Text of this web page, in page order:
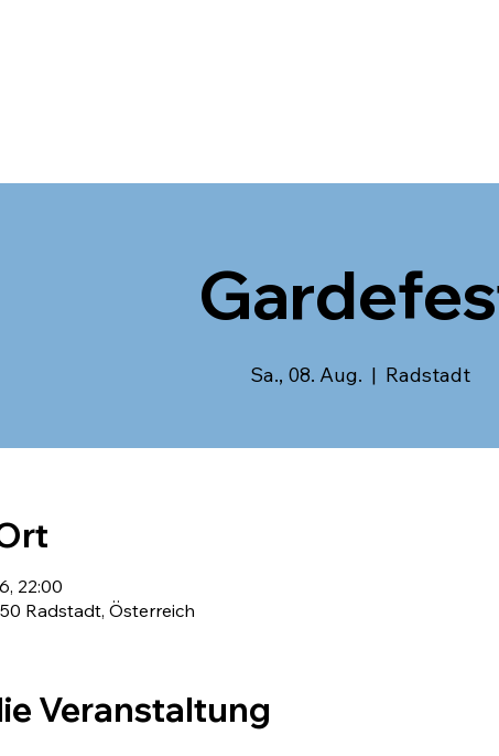
Sa., 08. Aug.
  |
Radstadt
22:00
Radstadt, Österreich
Veranstaltung